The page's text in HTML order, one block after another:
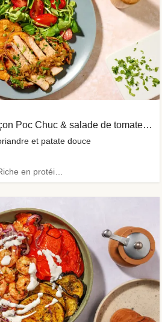
Escalope de jambon façon Poc Chuc & salade de tomates acidulée
et patate douce